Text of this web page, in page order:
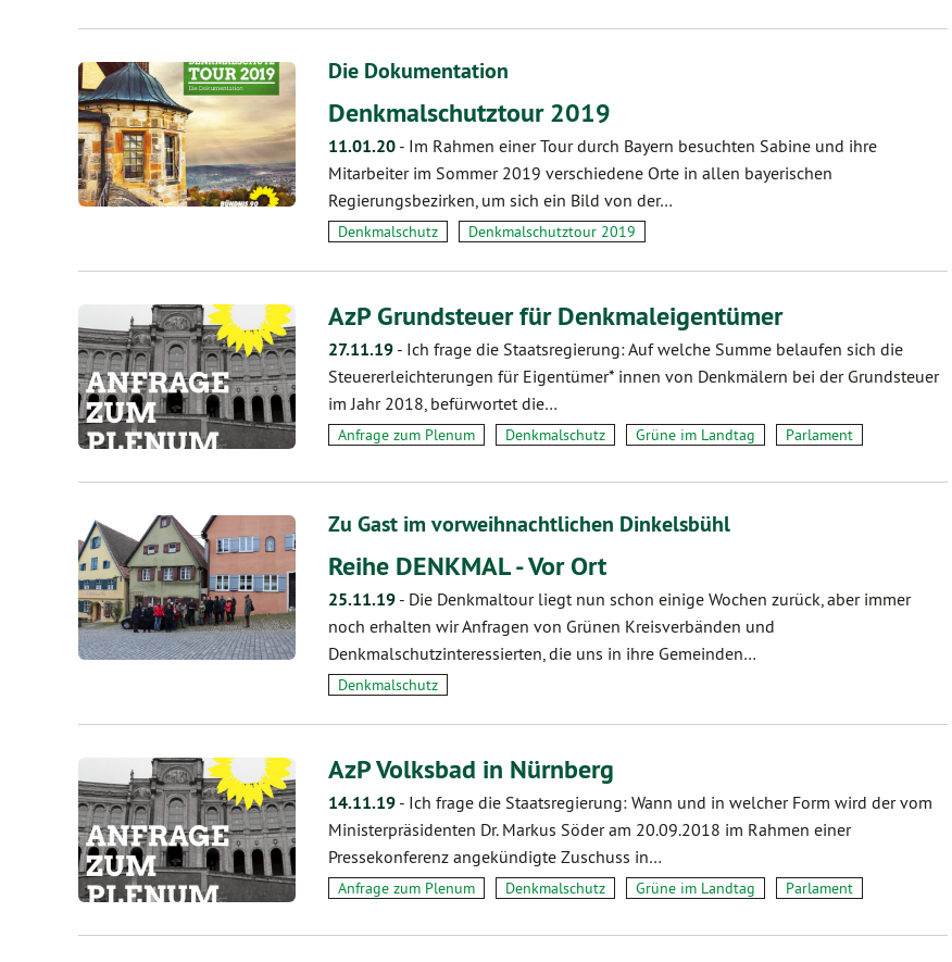
Die Dokumentation
Denkmalschutztour 2019
11.01.20 - Im Rahmen einer Tour durch Bayern besuchten Sabine und ihre
Mitarbeiter im Sommer 2019 verschiedene Orte in allen bayerischen
Regierungsbezirken, um sich ein Bild von der…
Denkmalschutz Denkmalschutztour 2019
AzP Grundsteuer für Denkmaleigentümer
27.11.19 - Ich frage die Staatsregierung: Auf welche Summe belaufen sich die
Steuererleichterungen für Eigentümer* innen von Denkmälern bei der Grundsteuer
im Jahr 2018, befürwortet die…
Anfrage zum Plenum Denkmalschutz Grüne im Landtag Parlament
Zu Gast im vorweihnachtlichen Dinkelsbühl
Reihe DENKMAL - Vor Ort
25.11.19 - Die Denkmaltour liegt nun schon einige Wochen zurück, aber immer
noch erhalten wir Anfragen von Grünen Kreisverbänden und
Denkmalschutzinteressierten, die uns in ihre Gemeinden…
Denkmalschutz
AzP Volksbad in Nürnberg
14.11.19 - Ich frage die Staatsregierung: Wann und in welcher Form wird der vom
Ministerpräsidenten Dr. Markus Söder am 20.09.2018 im Rahmen einer
Pressekonferenz angekündigte Zuschuss in…
Anfrage zum Plenum Denkmalschutz Grüne im Landtag Parlament